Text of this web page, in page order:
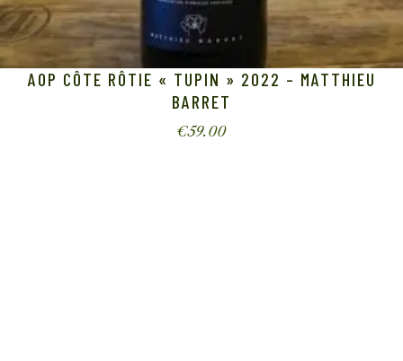
AOP CÔTE RÔTIE « TUPIN » 2022 – MATTHIEU
BARRET
€59.00